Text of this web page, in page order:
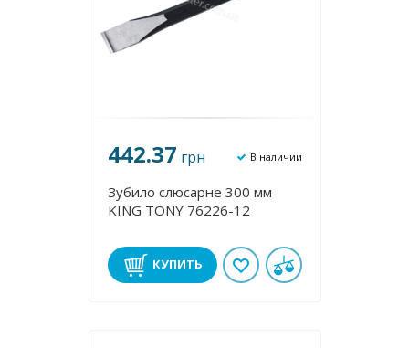
442.37 грн В наличии
Зубило слюсарне 300 мм
KING TONY 76226-12
КУПИТЬ